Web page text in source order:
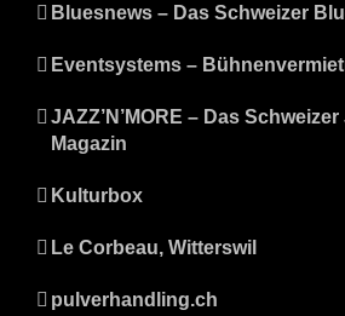
Bluesnews – Das Schweizer
Eventsystems –
JAZZ’N’MORE – Das
Magazin
Kulturbox
Le Corbeau, Witterswil
pulverhandling.ch